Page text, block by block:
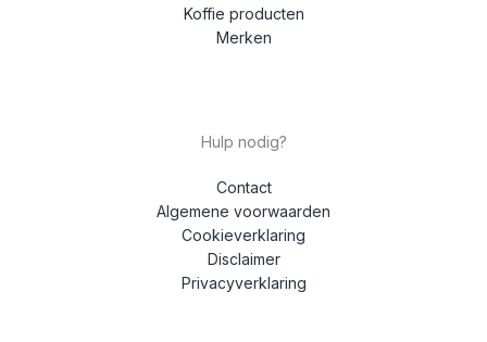
Koffie producten
Merken
Hulp nodig?
Contact
Algemene voorwaarden
Cookieverklaring
Disclaimer
Privacyverklaring